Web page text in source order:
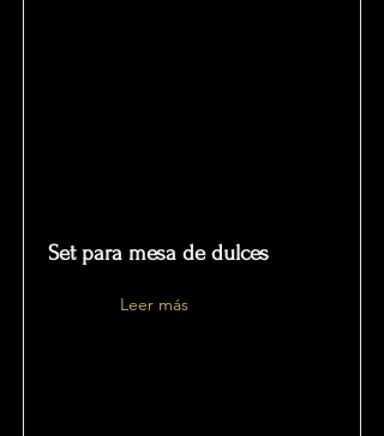
Set para mesa de dulces
Leer más